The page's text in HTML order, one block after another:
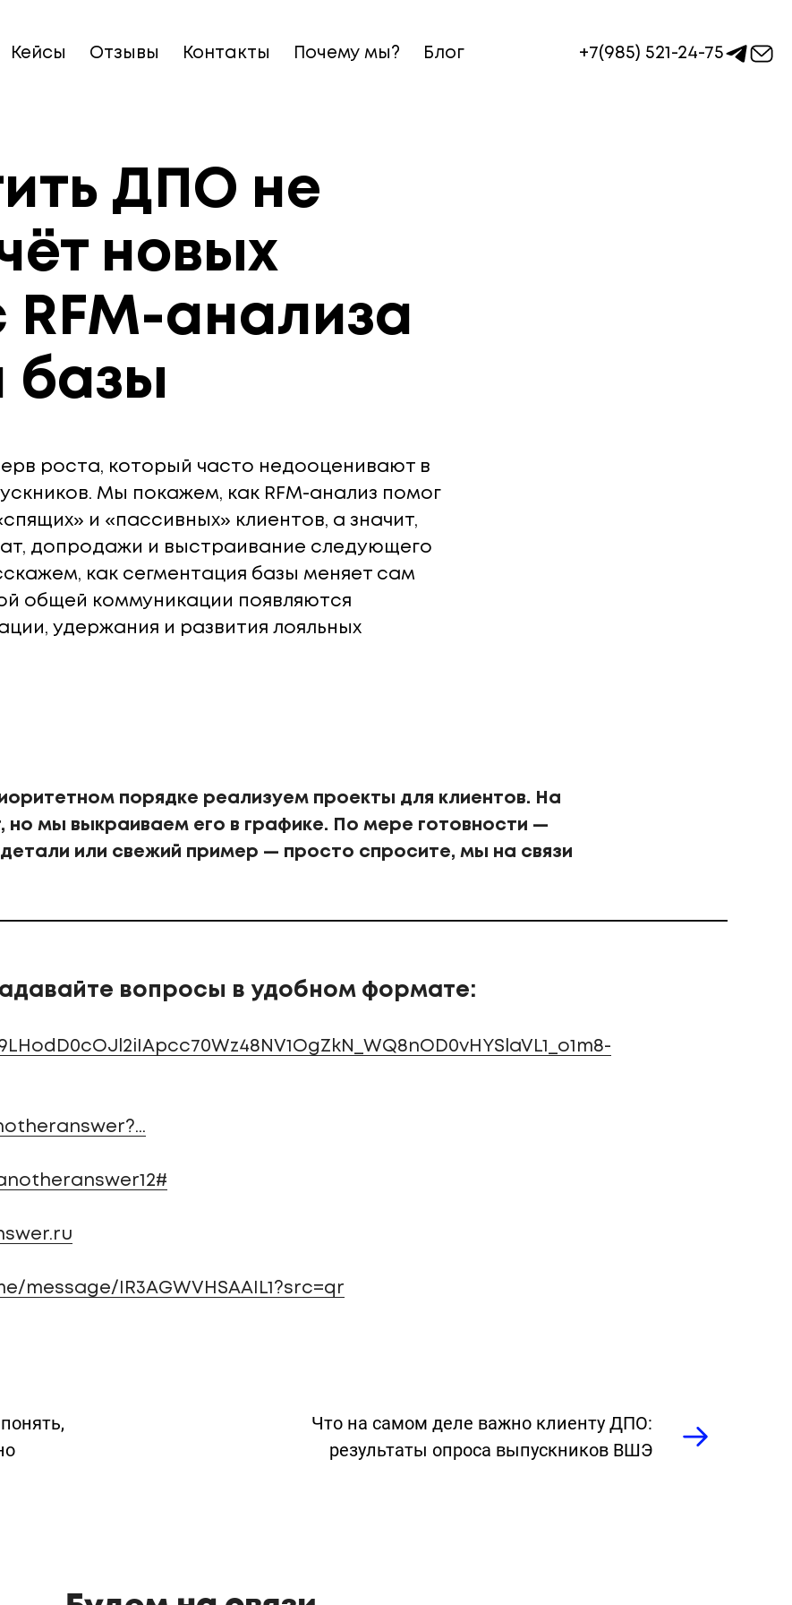
Кейсы Отзывы Контакты Почему мы? Блог +7(985) 521-24-75
ДПО не
новых
RFM-анализа
базы
роста, который часто недооценивают в
Мы покажем, как RFM-анализ помог
и «пассивных» клиентов, а значит,
допродажи и выстраивание следующего
как сегментация базы меняет сам
общей коммуникации появляются
удержания и развития лояльных
порядке реализуем проекты для клиентов. На
но мы выкраиваем его в графике. По мере готовности —
или свежий пример — просто спросите, мы на связи
вопросы в удобном формате:
message/IR3AGWVHSAAIL1?src=qr
Что на самом деле важно клиенту ДПО:
результаты опроса выпускников ВШЭ